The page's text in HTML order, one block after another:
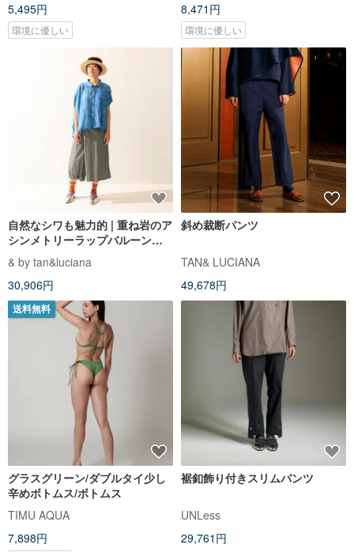
5,495円
環境に優しい
8,471円
環境に優しい
自然なシワも魅力的 | 重ね岩のア
シンメトリーラップバルーンパ
ンツ
& by tan&luciana
30,906円
斜め裁断パンツ
TAN& LUCIANA
49,678円
送料無料
グラスグリーン/ダブルタイ少し
辛めボトムス/ボトムス
TIMU AQUA
7,898円
裾釦飾り付きスリムパンツ
UNLess
29,761円